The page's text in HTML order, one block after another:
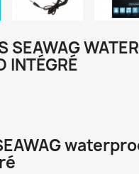
SEAWAG
INTÉGRÉ